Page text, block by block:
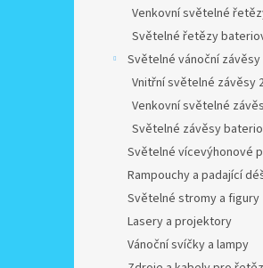
Venkovní světelné
Světelné řetězy
Světelné vánoční závěsy
Vnitřní světelné závěsy
Venkovní světelné
Světelné závěsy
Světelné vícevýhonové
Rampouchy a padající
Světelné stromy a figury
Lasery a projektory
Vánoční svíčky a lampy